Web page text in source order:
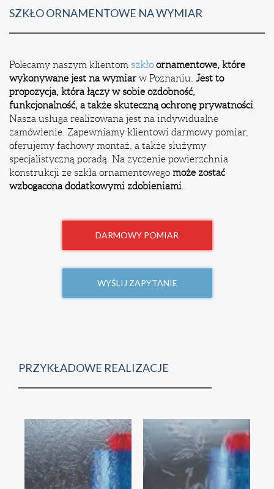
SZKŁO ORNAMENTOWE NA WYMIAR
Polecamy naszym klientom szkłoornamentowe, które
wykonywane jest na wymiarw Poznaniu. Jest to
propozycja, która łączy w sobie ozdobność,
funkcjonalność, a także skuteczną ochronę prywatności
Nasza usługa realizowana jest na indywidualne
zamówienie. Zapewniamy klientowi darmowy pomiar,
oferujemy fachowy montaż, a także służymy
specjalistyczną poradą. Na życzenie powierzchnia
konstrukcji ze szkła ornamentowego może zostać
wzbogacona dodatkowymi zdobieniami
DARMOWY POMIAR
WYŚLIJ ZAPYTANIE
PRZYKŁADOWE REALIZACJE